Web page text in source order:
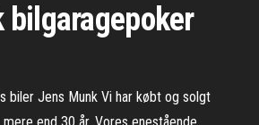
bilgaragepoker
biler Jens Munk Vi har købt og solgt